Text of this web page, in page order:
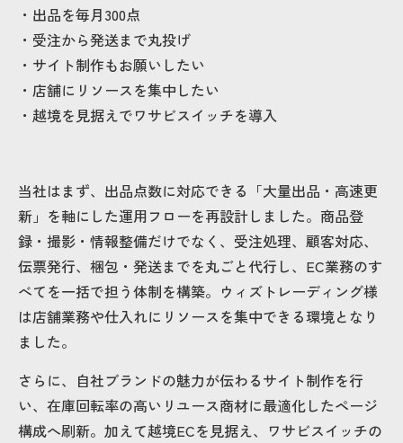
・出品を毎月300点
・受注から発送まで丸投げ
・サイト制作もお願いしたい
・店舗にリソースを集中したい
・越境を見据えでワサビスイッチを導入
当社はまず、出品点数に対応できる「大量出品・高速更
新」を軸にした運用フローを再設計しました。商品登
録・撮影・情報整備だけでなく、受注処理、顧客対応、
伝票発行、梱包・発送までを丸ごと代行し、EC業務のす
べてを一括で担う体制を構築。ウィズトレーディング様
は店舗業務や仕入れにリソースを集中できる環境となり
ました。
さらに、自社ブランドの魅力が伝わるサイト制作を行
い、在庫回転率の高いリユース商材に最適化したページ
構成へ刷新。加えて越境ECを見据え、ワサビスイッチの